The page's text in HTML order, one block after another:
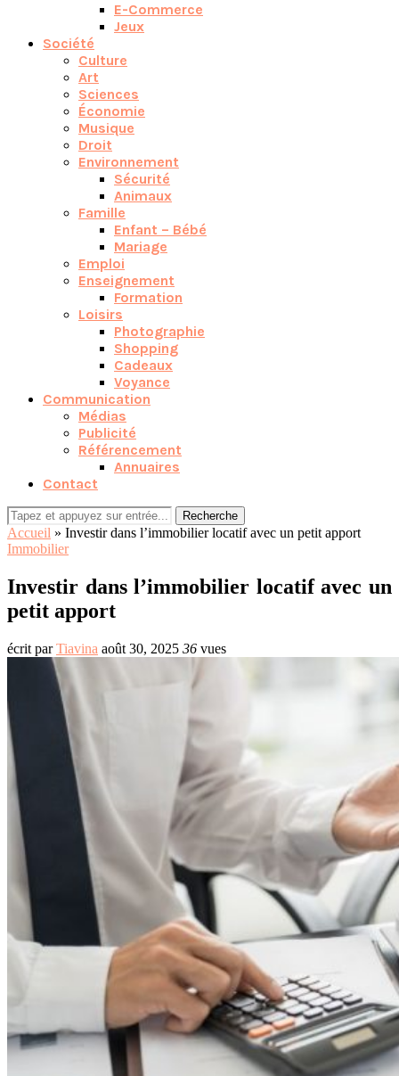
E-Commerce
Jeux
Société
Culture
Art
Sciences
Économie
Musique
Droit
Environnement
Sécurité
Animaux
Famille
Enfant – Bébé
Mariage
Emploi
Enseignement
Formation
Loisirs
Photographie
Shopping
Cadeaux
Voyance
Communication
Médias
Publicité
Référencement
Annuaires
Contact
Recherche
Accueil » Investir dans l’immobilier locatif avec un petit apport
Immobilier
Investir dans l’immobilier locatif avec un
petit apport
écrit parTiavina août 30, 2025 36 vues